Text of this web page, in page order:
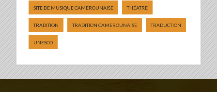
SITE DE MUSIQUE CAMEROUNAISE THÉATRE
TRADITION TRADITION CAMEROUNAISE TRADUCTION
UNESCO